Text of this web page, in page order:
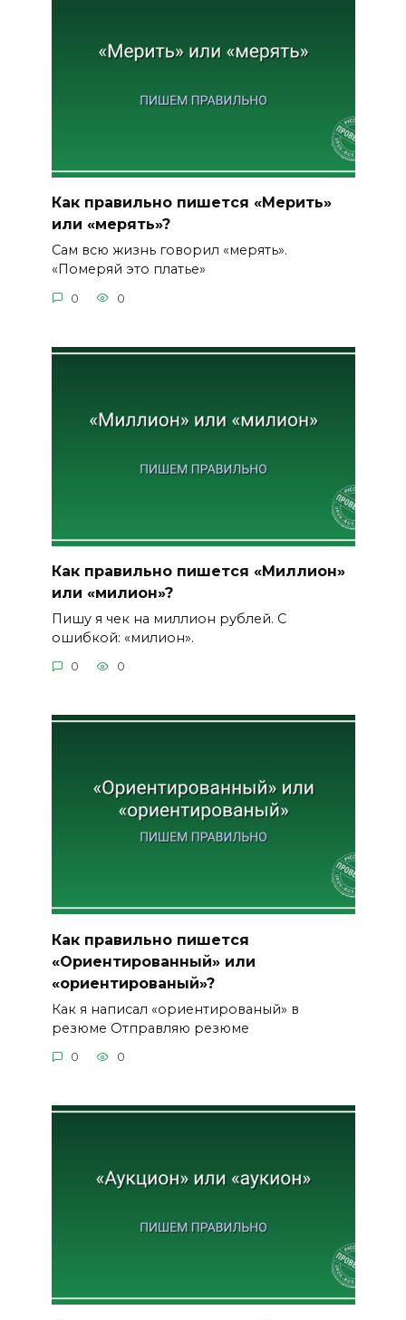
Как правильно пишется «Мерить»
или «мерять»?
Сам всю жизнь говорил «мерять».
«Померяй это платье»
0 0
Как правильно пишется «Миллион»
или «милион»?
Пишу я чек на миллион рублей. С
ошибкой: «милион».
0 0
Как правильно пишется
«Ориентированный» или
«ориентированый»?
Как я написал «ориентированый» в
резюме Отправляю резюме
0 0